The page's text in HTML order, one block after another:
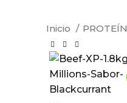
Inicio